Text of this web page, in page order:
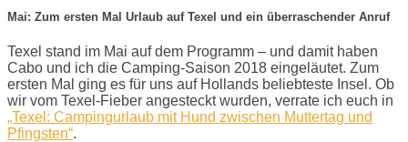
Mai: Zum ersten Mal Urlaub auf Texel und ein überraschender Anruf
Texel stand im Mai auf dem Programm – und damit haben
Cabo und ich die Camping-Saison 2018 eingeläutet. Zum
ersten Mal ging es für uns auf Hollands beliebteste Insel. Ob
wir vom Texel-Fieber angesteckt wurden, verrate ich euch in
„Texel: Campingurlaub mit Hund zwischen Muttertag und
Pfingsten“.